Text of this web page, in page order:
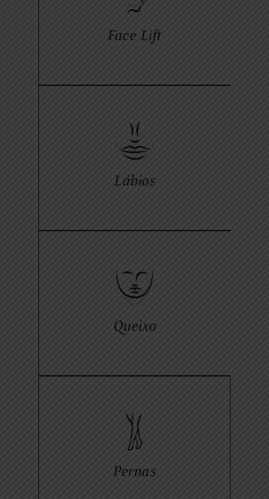
Face Lift
Lábios
Queixo
Pernas